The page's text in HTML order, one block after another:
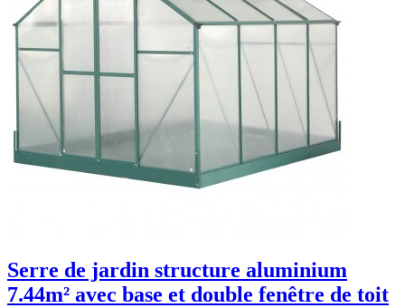
Serre de jardin structure aluminium
7.44m² avec base et double fenêtre de toit